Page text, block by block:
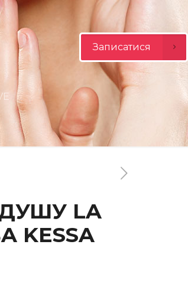
LA
KESSA
Записатися